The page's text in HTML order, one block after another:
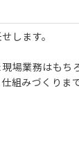
します。
場業務はもち
組みづくりま